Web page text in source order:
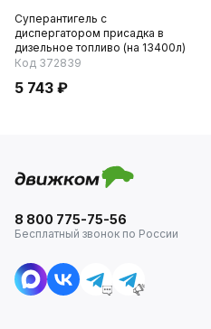
Суперантигель с
диспергатором присадка в
дизельное топливо (на 13400л)
3,4л (...
Код 372839
5 743 ₽
8 800 775-75-56
Бесплатный звонок по России